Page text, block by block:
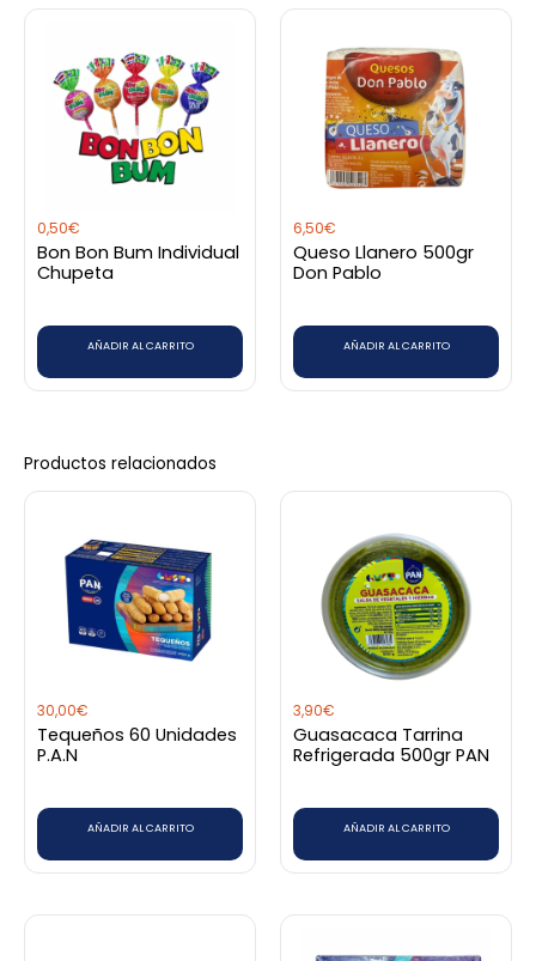
Añade una valoración
Debesaccederpara publicar una valoración.
0,50€
Bon Bon Bum Individual
Chupeta
AÑADIR AL CARRITO
6,50€
Queso Llanero 500gr
Don Pablo
AÑADIR AL CARRITO
Productos relacionados
30,00€
Tequeños 60 Unidades
P.A.N
AÑADIR AL CARRITO
3,90€
Guasacaca Tarrina
Refrigerada 500gr PAN
AÑADIR AL CARRITO